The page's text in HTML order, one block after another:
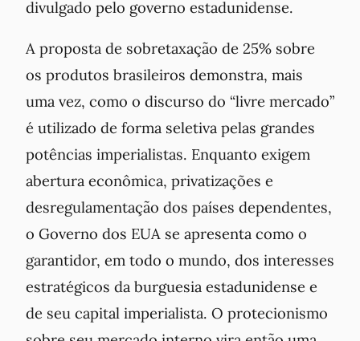
divulgado pelo governo estadunidense.
A proposta de sobretaxação de 25% sobre
os produtos brasileiros demonstra, mais
uma vez, como o discurso do “livre mercado”
é utilizado de forma seletiva pelas grandes
potências imperialistas. Enquanto exigem
abertura econômica, privatizações e
desregulamentação dos países dependentes,
o Governo dos EUA se apresenta como o
garantidor, em todo o mundo, dos interesses
estratégicos da burguesia estadunidense e
de seu capital imperialista. O protecionismo